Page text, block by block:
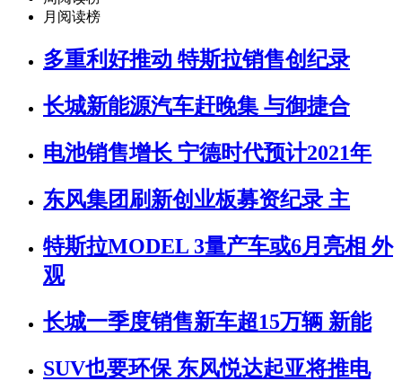
月阅读榜
多重利好推动 特斯拉销售创纪录
长城新能源汽车赶晚集 与御捷合
电池销售增长 宁德时代预计2021年
东风集团刷新创业板募资纪录 主
特斯拉MODEL 3量产车或6月亮相 外
观
长城一季度销售新车超15万辆 新能
SUV也要环保 东风悦达起亚将推电